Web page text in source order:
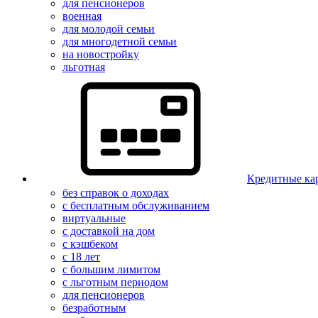
для пенсионеров
военная
для молодой семьи
для многодетной семьи
на новостройку
льготная
Кредитные
без справок о доходах
с бесплатным обслуживанием
виртуальные
с доставкой на дом
с кэшбеком
с 18 лет
с большим лимитом
с льготным периодом
для пенсионеров
безработным